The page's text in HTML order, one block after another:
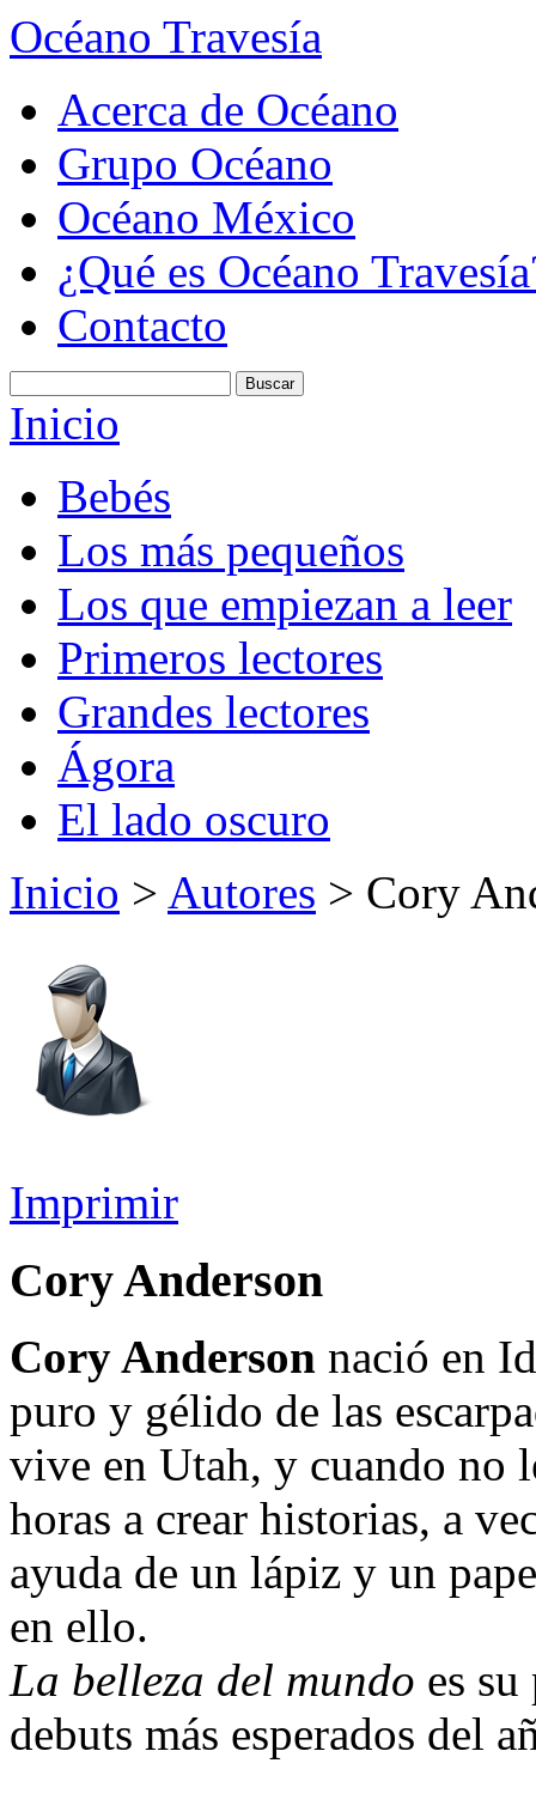
Océano Travesía
Acerca de Océano
Grupo Océano
Océano México
¿Qué es Océano
Contacto
Inicio
Bebés
Los más pequeños
Los que empiezan a leer
Primeros lectores
Grandes lectores
Ágora
El lado oscuro
Inicio > Autores > Cory
Imprimir
Cory Anderson
Cory Anderson nació en
puro y gélido de las
vive en Utah, y cuando no
horas a crear historias, a
ayuda de un lápiz y un
en ello.
La belleza del mundo es
debuts más esperados del